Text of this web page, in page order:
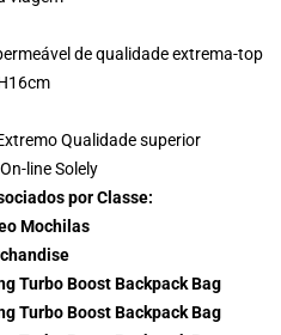
de qualidade extrema-top
Qualidade superior
line Solely
por Classe:
Mochilas